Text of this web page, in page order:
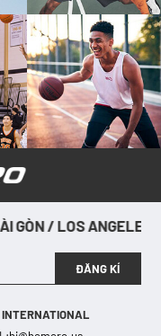
/ LOS ANGELES / SÀI
ĐĂNG KÍ